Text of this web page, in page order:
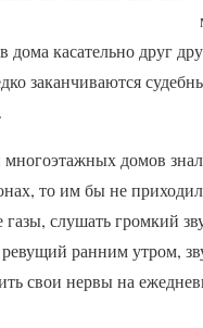
касательно друг
заканчиваются
домов
то им бы не
слушать громкий
ранним утром,
свои нервы на